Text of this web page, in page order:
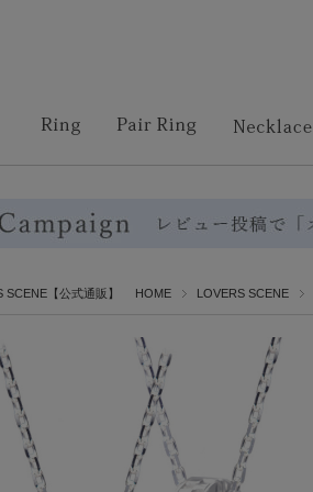
SCENE【公式通販】 HOME LOVERS SCENE